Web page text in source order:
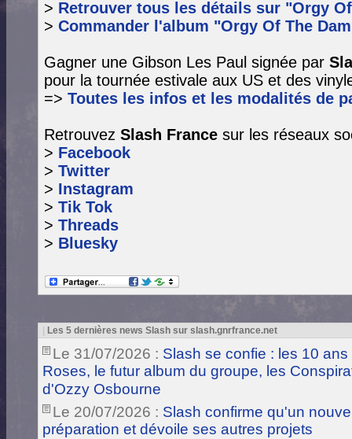
> Retrouver tous les détails sur "Orgy
> Commander l'album "Orgy Of The
Gagner une Gibson Les Paul signée par
pour la tournée estivale aux US et des
=> Toutes les infos et les modalités de
Retrouvez Slash France sur les réseaux
> Facebook
> Twitter
> Instagram
> Tik Tok
> Threads
> Bluesky
Les 5 dernières news Slash sur slash.gnrfrance.net
Le 31/07/2026 : Slash se confie : les 10
Roses, le futur album du groupe, les
d'Ozzy Osbourne
Le 20/07/2026 : Slash confirme qu'un
préparation et dévoile ses autres projets